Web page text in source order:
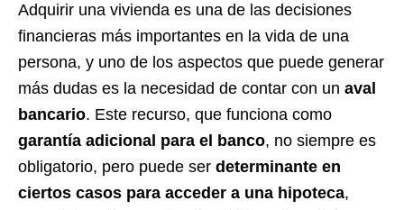
Adquirir una vivienda es una de las decisiones
financieras más importantes en la vida de una
persona, y uno de los aspectos que puede generar
más dudas es la necesidad de contar con un aval
bancario. Este recurso, que funciona como
garantía adicional para el banco, no siempre es
obligatorio, pero puede ser determinante en
ciertos casos para acceder a una hipoteca,